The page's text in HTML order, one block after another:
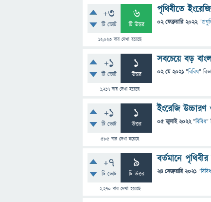
+3
টি ভোট
6
টি উত্তর
12,023 বার দেখা হয়েছে
পৃথিবীতে
02 ফেব্রুয়ারি 2022 "
+1
টি ভোট
1
উত্তর
1,217 বার দেখা হয়েছে
সবচেয়ে বড়
02 মে 2021 "বিবিধ"
+1
টি ভোট
1
উত্তর
585 বার দেখা হয়েছে
ইংরেজি উচ্চারণ
05 জুলাই 2022 "বিবিধ"
+7
টি ভোট
9
টি উত্তর
2,270 বার দেখা হয়েছে
বর্তমানে
24 ফেব্রুয়ারি 2021 "বিবিধ